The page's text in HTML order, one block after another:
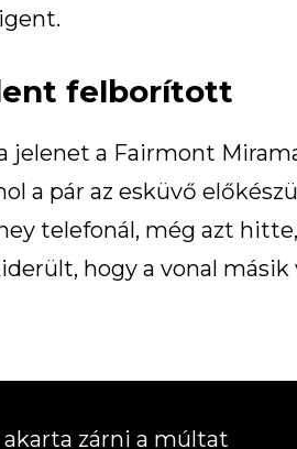
felborított
jelenet a Fairmont
a pár az esküvő
telefonál, még azt hitte,
hogy a vonal
zárni a múltat